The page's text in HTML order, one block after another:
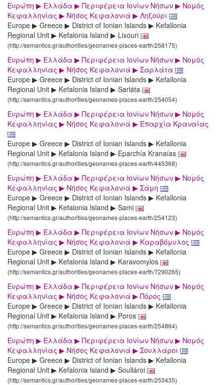
Ευρώπη ▶ Ελλάδα ▶ Περιφέρεια Ιονίων Νήσων ▶ Νομός
Κεφαλληνίας ▶ Νήσος Κεφαλονιά ▶ Ληξούρι
Europe ▶ Greece ▶ District of Ionian Islands ▶ Kefallonia
Regional Unit ▶ Kefalonia Island ▶ Lixouri
(http://semantics.gr/authorities/geonames-places-earth/258175)
Ευρώπη ▶ Ελλάδα ▶ Περιφέρεια Ιονίων Νήσων ▶ Νομός
Κεφαλληνίας ▶ Νήσος Κεφαλονιά ▶ Σαρλάτα
Europe ▶ Greece ▶ District of Ionian Islands ▶ Kefallonia
Regional Unit ▶ Kefalonia Island ▶ Sarláta
(http://semantics.gr/authorities/geonames-places-earth/254054)
Ευρώπη ▶ Ελλάδα ▶ Περιφέρεια Ιονίων Νήσων ▶ Νομός
Κεφαλληνίας ▶ Νήσος Κεφαλονιά ▶ Επαρχία Κραναίας
Europe ▶ Greece ▶ District of Ionian Islands ▶ Kefallonia
Regional Unit ▶ Kefalonia Island ▶ Eparchía Kranaías
(http://semantics.gr/authorities/geonames-places-earth/445368)
Ευρώπη ▶ Ελλάδα ▶ Περιφέρεια Ιονίων Νήσων ▶ Νομός
Κεφαλληνίας ▶ Νήσος Κεφαλονιά ▶ Σάμη
Europe ▶ Greece ▶ District of Ionian Islands ▶ Kefallonia
Regional Unit ▶ Kefalonia Island ▶ Sami
(http://semantics.gr/authorities/geonames-places-earth/254123)
Ευρώπη ▶ Ελλάδα ▶ Περιφέρεια Ιονίων Νήσων ▶ Νομός
Κεφαλληνίας ▶ Νήσος Κεφαλονιά ▶ Καραβόμυλος
Europe ▶ Greece ▶ District of Ionian Islands ▶ Kefallonia
Regional Unit ▶ Kefalonia Island ▶ Karavomylos
(http://semantics.gr/authorities/geonames-places-earth/7290265)
Ευρώπη ▶ Ελλάδα ▶ Περιφέρεια Ιονίων Νήσων ▶ Νομός
Κεφαλληνίας ▶ Νήσος Κεφαλονιά ▶ Πόρος
Europe ▶ Greece ▶ District of Ionian Islands ▶ Kefallonia
Regional Unit ▶ Kefalonia Island ▶ Poros
(http://semantics.gr/authorities/geonames-places-earth/254864)
Ευρώπη ▶ Ελλάδα ▶ Περιφέρεια Ιονίων Νήσων ▶ Νομός
Κεφαλληνίας ▶ Νήσος Κεφαλονιά ▶ Σουλλάροι
Europe ▶ Greece ▶ District of Ionian Islands ▶ Kefallonia
Regional Unit ▶ Kefalonia Island ▶ Soullároi
(http://semantics.gr/authorities/geonames-places-earth/253435)